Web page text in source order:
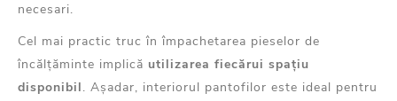
necesari.
Cel mai practic truc în împachetarea pieselor de
încălțăminte implică utilizarea fiecărui spațiu
disponibil. Așadar, interiorul pantofilor este ideal pentru